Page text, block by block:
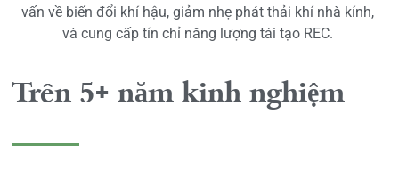
vấn về biến đổi khí hậu, giảm nhẹ phát thải khí nhà kính,
và cung cấp tín chỉ năng lượng tái tạo REC.
Trên 5+ năm kinh nghiệm